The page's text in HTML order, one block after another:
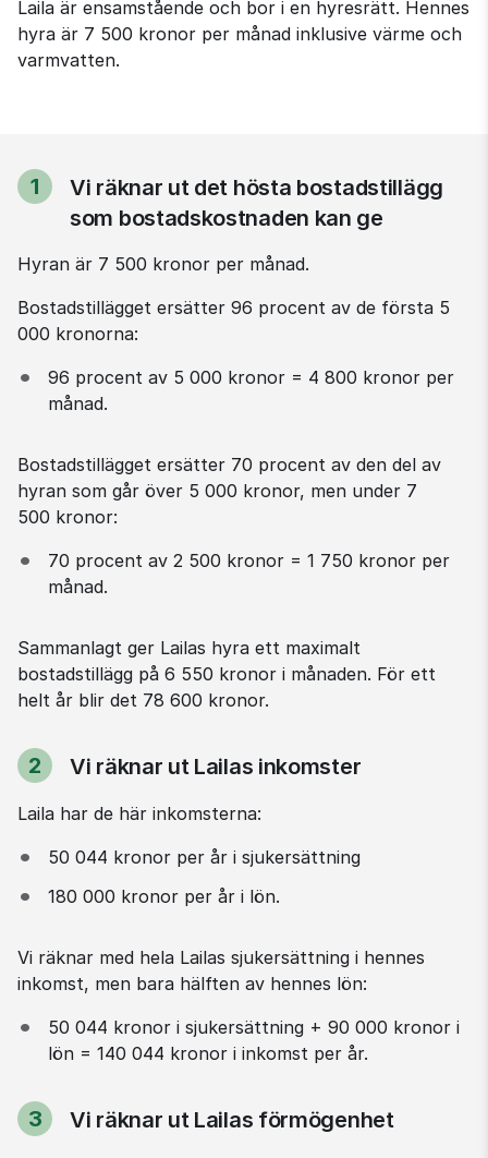
Laila är ensamstående och bor i en hyresrätt. Hennes
hyra är 7 500 kronor per månad inklusive värme och
varmvatten.
Steg
1
Vi räknar ut det hösta bostadstillägg
som bostadskostnaden kan ge
Hyran är 7 500 kronor per månad.
Bostadstillägget ersätter 96 procent av de första 5
000 kronorna:
96 procent av 5 000 kronor = 4 800 kronor per
månad.
Bostadstillägget ersätter 70 procent av den del av
hyran som går över 5 000 kronor, men under 7
500 kronor:
70 procent av 2 500 kronor = 1 750 kronor per
månad.
Sammanlagt ger Lailas hyra ett maximalt
bostadstillägg på 6 550 kronor i månaden. För ett
helt år blir det 78 600 kronor.
Steg
2 Vi räknar ut Lailas inkomster
Laila har de här inkomsterna:
50 044 kronor per år i sjukersättning
180 000 kronor per år i lön.
Vi räknar med hela Lailas sjukersättning i hennes
inkomst, men bara hälften av hennes lön:
50 044 kronor i sjukersättning + 90 000 kronor i
lön = 140 044 kronor i inkomst per år.
Steg
3 Vi räknar ut Lailas förmögenhet